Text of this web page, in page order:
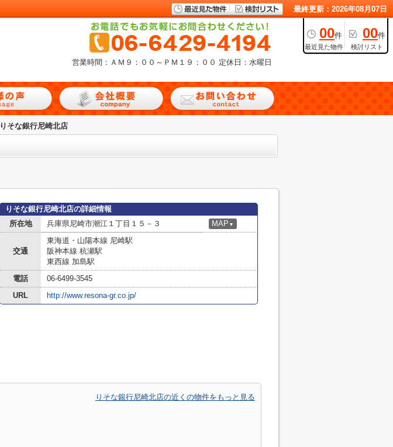
最終更新：2026年08月07日
00件
最近見た物件
00件
検討リスト
営業時間：ＡＭ９：００～ＰＭ１９：００ 定休日：水曜日
りそな銀行尼崎北店
りそな銀行尼崎北店の詳細情報
所在地
兵庫県尼崎市潮江１丁目１５－３ MAP ▼
交通
東海道・山陽本線 尼崎駅
阪神本線 杭瀬駅
東西線 加島駅
電話
06-6499-3545
URL
http://www.resona-gr.co.jp/
りそな銀行尼崎北店の近くの物件をもっと見る